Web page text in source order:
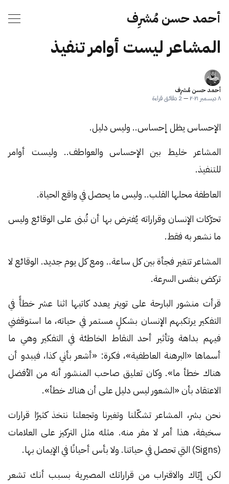
أحمد حسن مُشرِف
المشاعر ليست أوامر تنفيذ
أحمد حسن مُشرِف
٨ ديسمبر ٢٠٢١
—2 دقائق قراءة
الإحساس يظل إحساس.. وليس دليل.
المشاعر خليط بين الإحساس والعواطف.. وليست أوامر
للتنفيذ.
العاطفة محلها القلب.. وليس ما يحصل في واقع الحياة.
تحرّكات الإنسان وقراراته يُفترض بها أن تُبنى على الوقائع وليس
ما نشعر به فقط.
المشاعر تتغير فجأة بين كل ساعة.. ومع كل يوم جديد. الوقائع لا
تركض بنفس السرعة.
قرأت منشور البارحة على تويتر يعدد كاتبها اثنا عشر خطأً في
التفكير يرتكبهم الإنسان بشكلٍ مستمر في حياته، ما استوقفني
فيهم بداهة وتأثير أحد النقاط الخاطئة في التفكير وهي ما
أسماها «البرهنة العاطفية»، فكرة: «أشعر بأني كذا، فيبدو أن
هناك خطأ ما». وكان تعليق صاحب المنشور أنه من الأفضل
الاعتقاد بأن «الشعور ليس دليل على أن هناك خطأ».
نحن بشر، المشاعر تشكّلنا وتغيرنا وتجعلنا نتخذ كثيرًا قرارات
سخيفة، هذا أمر لا مفر منه. مثله مثل التركيز على العلامات
(Signs) التي تحصل في حياتنا. ولا بأس أحيانًا في الإيمان بها.
لكن إيّاك والاقتراب من قراراتك المصيرية بسبب أنك تشعر